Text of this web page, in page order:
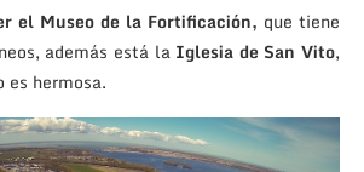
el Museo de la Fortificación, que tiene
además está la Iglesia de San Vito,
hermosa.